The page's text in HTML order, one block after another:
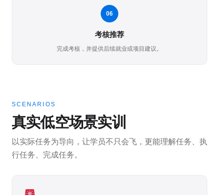
06
考核推荐
完成考核，并提供后续就业或项目建议。
SCENARIOS
真实低空场景实训
以实际任务为导向，让学员不只会飞，更能理解任务、执
行任务、完成任务。